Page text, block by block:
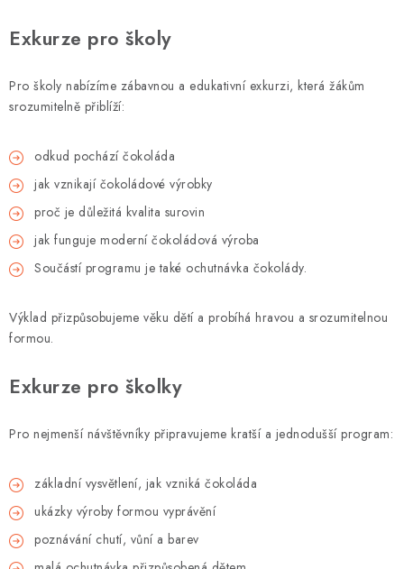
Exkurze pro školy
Pro školy nabízíme zábavnou a edukativní exkurzi, která žákům
srozumitelně přiblíží:
odkud pochází čokoláda
jak vznikají čokoládové výrobky
proč je důležitá kvalita surovin
jak funguje moderní čokoládová výroba
Součástí programu je také ochutnávka čokolády.
Výklad přizpůsobujeme věku dětí a probíhá hravou a srozumitelnou
formou.
Exkurze pro školky
Pro nejmenší návštěvníky připravujeme kratší a jednodušší program:
základní vysvětlení, jak vzniká čokoláda
ukázky výroby formou vyprávění
poznávání chutí, vůní a barev